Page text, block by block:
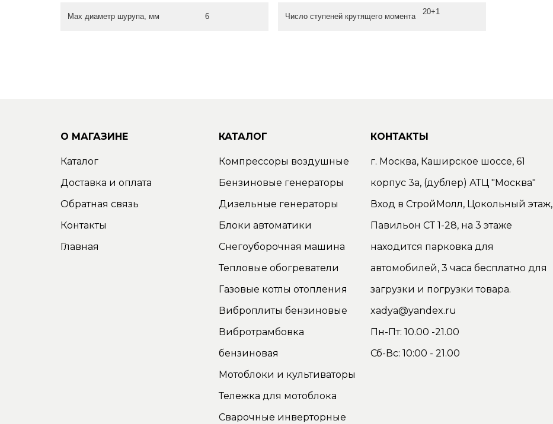
Max диаметр шурупа, мм 6 Число ступеней крутящего момента
20+1
О МАГАЗИНЕ
Каталог
Доставка и оплата
Обратная связь
Контакты
Главная
КАТАЛОГ
Компрессоры воздушные
Бензиновые генераторы
Дизельные генераторы
Блоки автоматики
Снегоуборочная машина
Тепловые обогреватели
Газовые котлы отопления
Виброплиты бензиновые
Вибротрамбовка
бензиновая
Мотоблоки и культиваторы
Тележка для мотоблока
Сварочные инверторные
КОНТАКТЫ
г. Москва, Каширское шоссе, 61
корпус 3а, (дублер) АТЦ "Москва"
Вход в СтройМолл, Цокольный этаж,
Павильон СТ 1-28, на 3 этаже
находится парковка для
автомобилей, 3 часа бесплатно для
загрузки и погрузки товара.
xadya@yandex.ru
Пн-Пт: 10.00 -21.00
Сб-Вс: 10:00 - 21.00